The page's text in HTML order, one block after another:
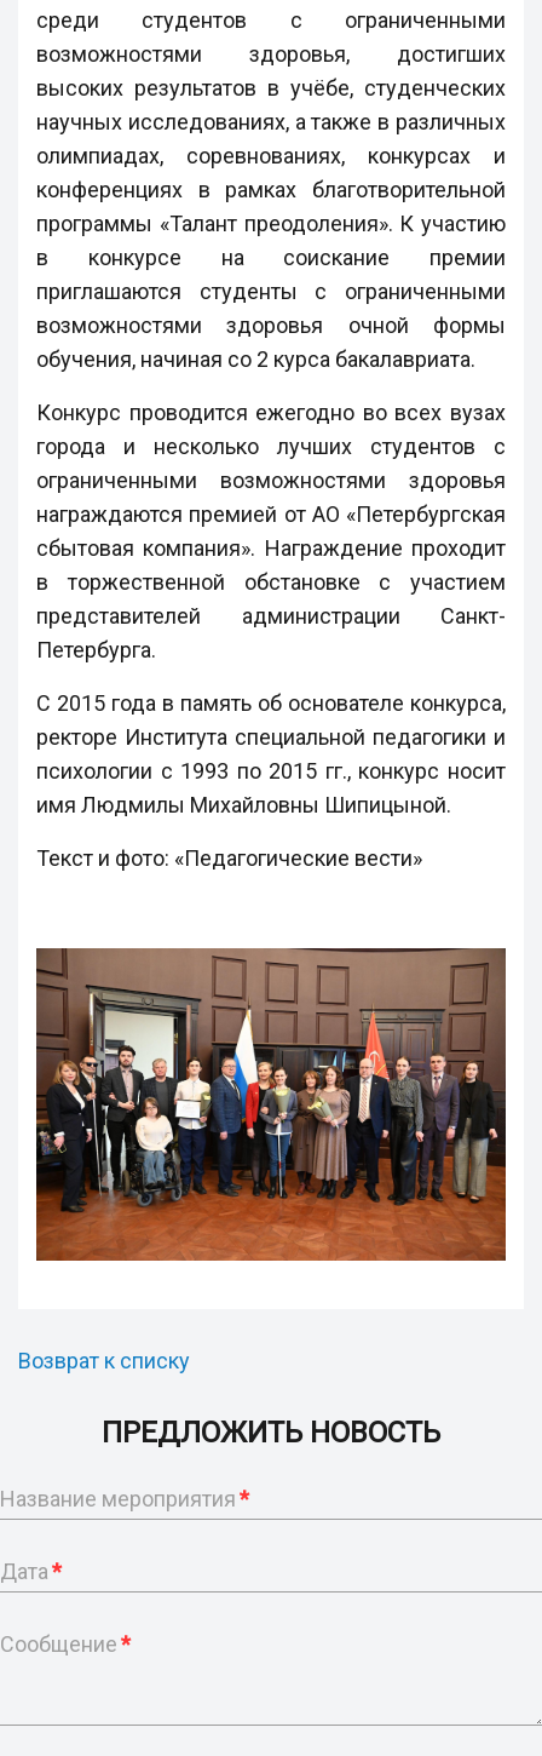
среди студентов с ограниченными
возможностями здоровья, достигших
высоких результатов в учёбе, студенческих
научных исследованиях, а также в различных
олимпиадах, соревнованиях, конкурсах и
конференциях в рамках благотворительной
программы «Талант преодоления». К участию
в конкурсе на соискание премии
приглашаются студенты с ограниченными
возможностями здоровья очной формы
обучения, начиная со 2 курса бакалавриата.
Конкурс проводится ежегодно во всех вузах
города и несколько лучших студентов с
ограниченными возможностями здоровья
награждаются премией от АО «Петербургская
сбытовая компания». Награждение проходит
в торжественной обстановке с участием
представителей администрации Санкт-
Петербурга.
С 2015 года в память об основателе конкурса,
ректоре Института специальной педагогики и
психологии с 1993 по 2015 гг., конкурс носит
имя Людмилы Михайловны Шипицыной.
Текст и фото: «Педагогические вести»
Возврат к списку
ПРЕДЛОЖИТЬ НОВОСТЬ
Название мероприятия*
Дата*
Сообщение*